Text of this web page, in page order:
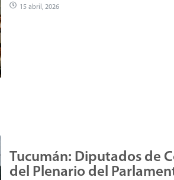
15 abril, 2026
Tucumán: Diputados de
del Plenario del